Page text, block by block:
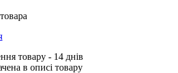
товару - 14 днів
в описі товару